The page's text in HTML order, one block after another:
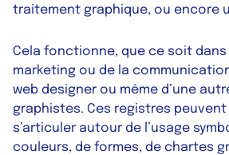
traitement graphique, ou encore
Cela fonctionne, que ce soit dans
marketing ou de la
web designer ou même d’une
graphistes. Ces registres peuvent
s’articuler autour de l’usage
couleurs, de formes, de chartes